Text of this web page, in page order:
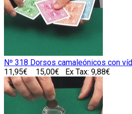
Nº 318 Dorsos camaleónicos con
11,95€
15,00€ Ex Tax: 9,88€